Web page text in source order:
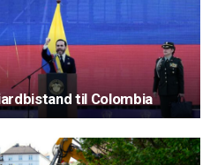
til Colombia